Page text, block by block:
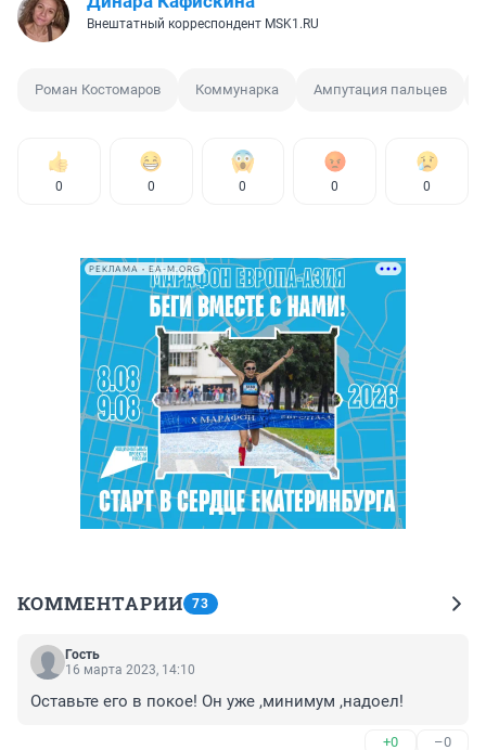
Внештатный корреспондент MSK1.RU
Роман Костомаров Коммунарка Ампутация пальцев
0 0 0 0 0
РЕКЛАМА • EA-M.ORG
КОММЕНТАРИИ 73
Гость
16 марта 2023, 14:10
Оставьте его в покое! Он уже ,минимум ,надоел!
+0 –0